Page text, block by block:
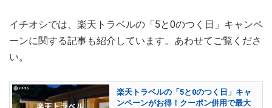
イチオシでは、楽天トラベルの「5と0のつく日」キャンペ
ーンに関する記事も紹介しています。あわせてご覧くださ
い。
楽天トラベルの「5と0のつく日」キャ
ンペーンがお得！クーポン併用で最大